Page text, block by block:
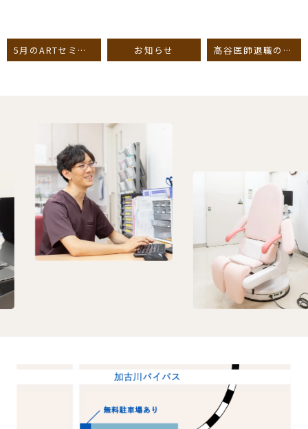
5月のARTセミナーのお知らせ お知らせ 高谷医師退職のお知らせ